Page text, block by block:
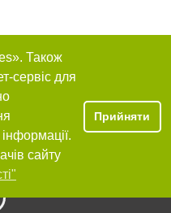
Також
сервіс для
сайту
Прийняти